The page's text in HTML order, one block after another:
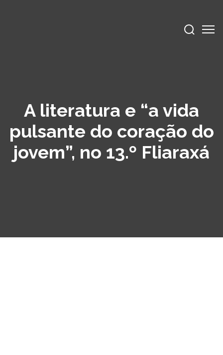
A literatura e “a vida
pulsante do coração do
jovem”, no 13.º Fliaraxá